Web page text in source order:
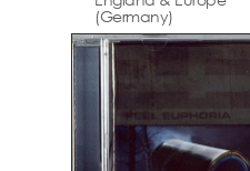
(Germany)